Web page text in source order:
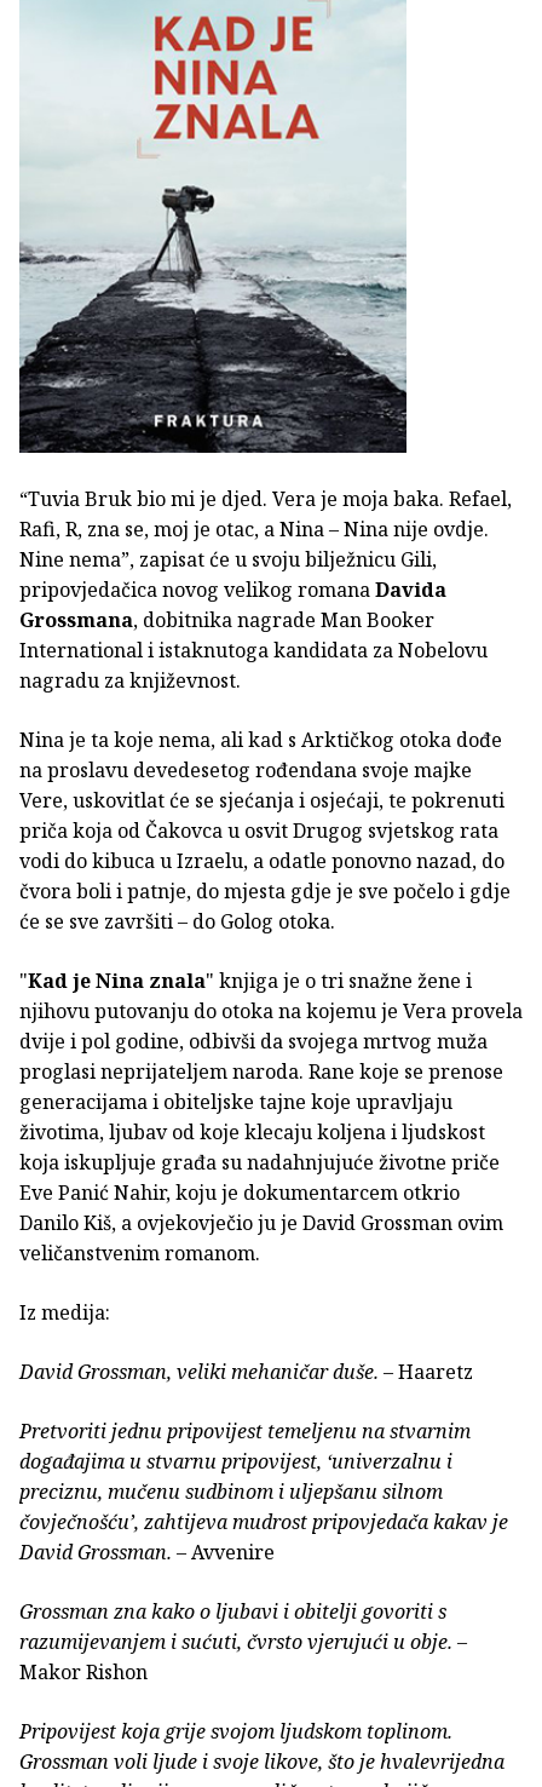
“Tuvia Bruk bio mi je djed. Vera je moja baka. Refael,
Rafi, R, zna se, moj je otac, a Nina – Nina nije ovdje.
Nine nema”, zapisat će u svoju bilježnicu Gili,
pripovjedačica novog velikog romanaDavida
Grossmana, dobitnika nagrade Man Booker
International i istaknutoga kandidata za Nobelovu
nagradu za književnost.
Nina je ta koje nema, ali kad s Arktičkog otoka dođe
na proslavu devedesetog rođendana svoje majke
Vere, uskovitlat će se sjećanja i osjećaji, te pokrenuti
priča koja od Čakovca u osvit Drugog svjetskog rata
vodi do kibuca u Izraelu, a odatle ponovno nazad, do
čvora boli i patnje, do mjesta gdje je sve počelo i gdje
će se sve završiti – do Golog otoka.
"Kad je Nina znala" knjiga je o tri snažne žene i
njihovu putovanju do otoka na kojemu je Vera provela
dvije i pol godine, odbivši da svojega mrtvog muža
proglasi neprijateljem naroda. Rane koje se prenose
generacijama i obiteljske tajne koje upravljaju
životima, ljubav od koje klecaju koljena i ljudskost
koja iskupljuje građa su nadahnjujuće životne priče
Eve Panić Nahir, koju je dokumentarcem otkrio
Danilo Kiš, a ovjekovječio ju je David Grossman ovim
veličanstvenim romanom.
Iz medija:
David Grossman, veliki mehaničar duše. – Haaretz
Pretvoriti jednu pripovijest temeljenu na stvarnim
događajima u stvarnu pripovijest, ‘univerzalnu i
preciznu, mučenu sudbinom i uljepšanu silnom
čovječnošću’, zahtijeva mudrost pripovjedača kakav je
David Grossman. – Avvenire
Grossman zna kako o ljubavi i obitelji govoriti s
razumijevanjem i sućuti, čvrsto vjerujući u obje. –
Makor Rishon
Pripovijest koja grije svojom ljudskom toplinom.
Grossman voli ljude i svoje likove, što je hvalevrijedna